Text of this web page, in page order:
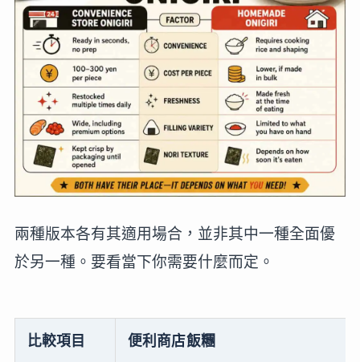
兩種版本各有其適用場合，並非其中一種全面優
於另一種。要看當下你需要什麼而定。
比較項目 便利商店飯糰